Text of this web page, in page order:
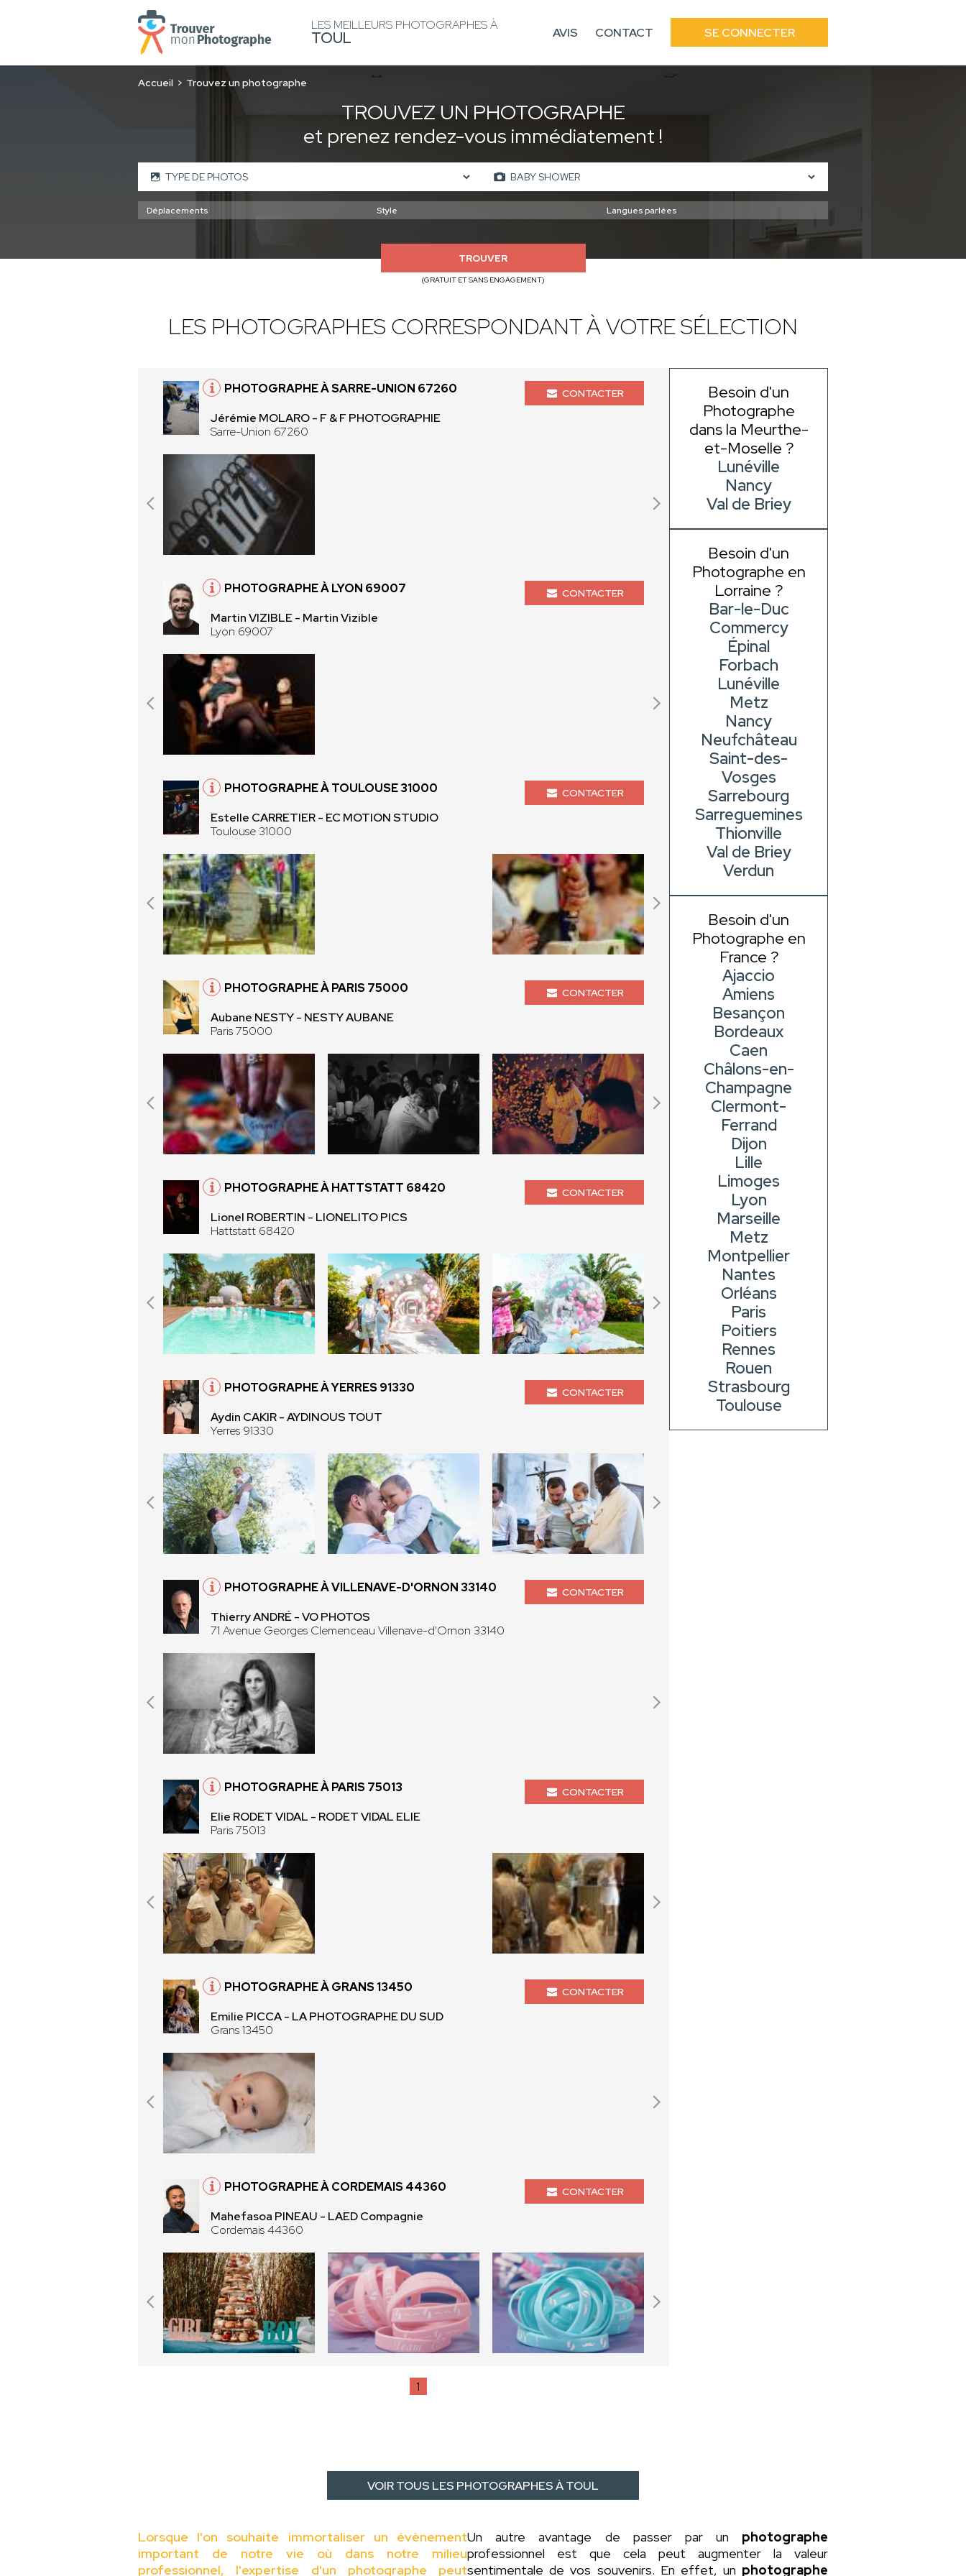
LES MEILLEURS PHOTOGRAPHES À
TOUL AVIS CONTACT SE CONNECTER
Accueil Trouvez un photographe
TROUVEZ UN PHOTOGRAPHE
et prenez rendez-vous immédiatement !
TROUVER
(GRATUIT ET SANS ENGAGEMENT)
LES PHOTOGRAPHES CORRESPONDANT À VOTRE SÉLECTION
PHOTOGRAPHE À SARRE-UNION 67260
Jérémie MOLARO - F & F PHOTOGRAPHIE
Sarre-Union 67260
CONTACTER
PHOTOGRAPHE À LYON 69007
Martin VIZIBLE - Martin Vizible
Lyon 69007
CONTACTER
PHOTOGRAPHE À TOULOUSE 31000
Estelle CARRETIER - EC MOTION STUDIO
Toulouse 31000
CONTACTER
PHOTOGRAPHE À PARIS 75000
Aubane NESTY - NESTY AUBANE
Paris 75000
CONTACTER
PHOTOGRAPHE À HATTSTATT 68420
Lionel ROBERTIN - LIONELITO PICS
Hattstatt 68420
CONTACTER
PHOTOGRAPHE À YERRES 91330
Aydin CAKIR - AYDINOUS TOUT
Yerres 91330
CONTACTER
PHOTOGRAPHE À VILLENAVE-D'ORNON 33140
Thierry ANDRÉ - VO PHOTOS
71 Avenue Georges Clemenceau Villenave-d'Ornon 33140
CONTACTER
PHOTOGRAPHE À PARIS 75013
Elie RODET VIDAL - RODET VIDAL ELIE
Paris 75013
CONTACTER
PHOTOGRAPHE À GRANS 13450
Emilie PICCA - LA PHOTOGRAPHE DU SUD
Grans 13450
CONTACTER
PHOTOGRAPHE À CORDEMAIS 44360
Mahefasoa PINEAU - LAED Compagnie
Cordemais 44360
CONTACTER
1
Besoin d'un
Photographe
dans la Meurthe-
et-Moselle ?
Lunéville
Nancy
Val de Briey
Besoin d'un
Photographe en
Lorraine ?
Bar-le-Duc
Commercy
Épinal
Forbach
Lunéville
Metz
Nancy
Neufchâteau
Saint-des-
Vosges
Sarrebourg
Sarreguemines
Thionville
Val de Briey
Verdun
Besoin d'un
Photographe en
France ?
Ajaccio
Amiens
Besançon
Bordeaux
Caen
Châlons-en-
Champagne
Clermont-
Ferrand
Dijon
Lille
Limoges
Lyon
Marseille
Metz
Montpellier
Nantes
Orléans
Paris
Poitiers
Rennes
Rouen
Strasbourg
Toulouse
VOIR TOUS LES PHOTOGRAPHES À TOUL
Lorsque l'on souhaite immortaliser un évènement
important de notre vie où dans notre milieu
professionnel, l'expertise d'un photographe peut
Un autre avantage de passer par un photographe
professionnel est que cela peut augmenter la valeur
sentimentale de vos souvenirs. En effet, un photographe